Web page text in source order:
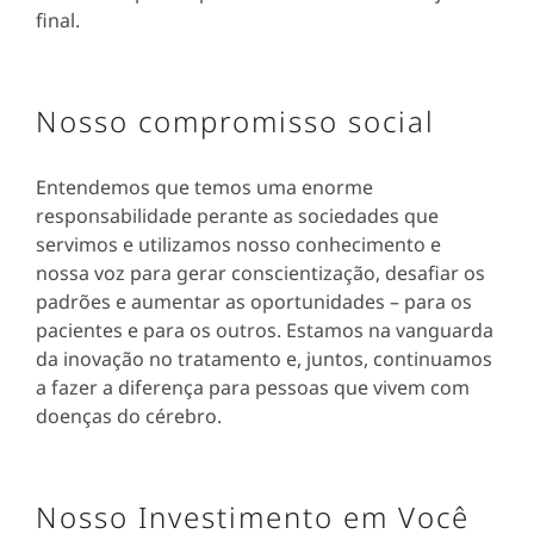
final.
Nosso compromisso social
Entendemos que temos uma enorme
responsabilidade perante as sociedades que
servimos e utilizamos nosso conhecimento e
nossa voz para gerar conscientização, desafiar os
padrões e aumentar as oportunidades – para os
pacientes e para os outros. Estamos na vanguarda
da inovação no tratamento e, juntos, continuamos
a fazer a diferença para pessoas que vivem com
doenças do cérebro.
Nosso Investimento em Você